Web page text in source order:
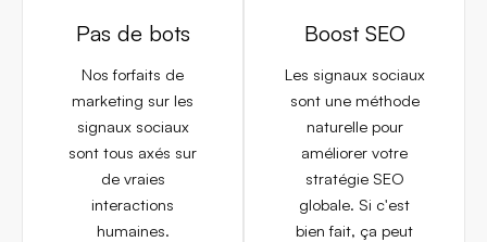
Pas de bots
Nos forfaits de
marketing sur les
signaux sociaux
sont tous axés sur
de vraies
interactions
humaines.
Boost SEO
Les signaux sociaux
sont une méthode
naturelle pour
améliorer votre
stratégie SEO
globale. Si c'est
bien fait, ça peut